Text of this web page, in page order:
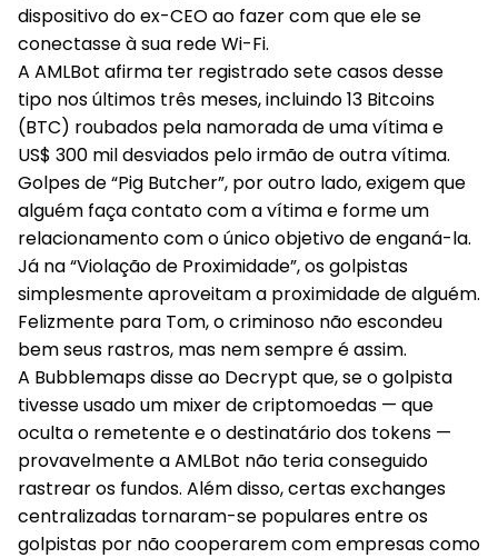
dispositivo do ex-CEO ao fazer com que ele se
conectasse à sua rede Wi-Fi.
A AMLBot afirma ter registrado sete casos desse
tipo nos últimos três meses, incluindo 13 Bitcoins
(BTC) roubados pela namorada de uma vítima e
US$ 300 mil desviados pelo irmão de outra vítima.
Golpes de “Pig Butcher”, por outro lado, exigem que
alguém faça contato com a vítima e forme um
relacionamento com o único objetivo de enganá-la.
Já na “Violação de Proximidade”, os golpistas
simplesmente aproveitam a proximidade de alguém.
Felizmente para Tom, o criminoso não escondeu
bem seus rastros, mas nem sempre é assim.
A Bubblemaps disse ao Decrypt que, se o golpista
tivesse usado um mixer de criptomoedas — que
oculta o remetente e o destinatário dos tokens —
provavelmente a AMLBot não teria conseguido
rastrear os fundos. Além disso, certas exchanges
centralizadas tornaram-se populares entre os
golpistas por não cooperarem com empresas como